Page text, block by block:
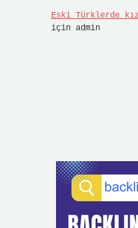
Eski Türklerde
için admin